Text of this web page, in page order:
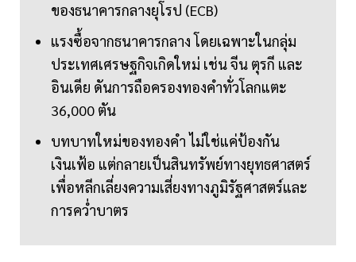
ของธนาคารกลางยุโรป (ECB)
แรงซื้อจากธนาคารกลาง โดยเฉพาะในกลุ่ม
ประเทศเศรษฐกิจเกิดใหม่ เช่น จีน ตุรกี และ
อินเดีย ดันการถือครองทองคำทั่วโลกแตะ
36,000 ตัน
บทบาทใหม่ของทองคำ ไม่ใช่แค่ป้องกัน
เงินเฟ้อ แต่กลายเป็นสินทรัพย์ทางยุทธศาสตร์
เพื่อหลีกเลี่ยงความเสี่ยงทางภูมิรัฐศาสตร์และ
การคว่ำบาตร